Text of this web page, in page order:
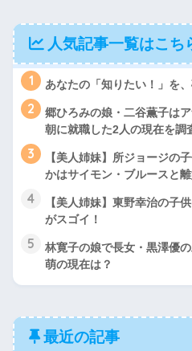
人気記事一覧はこち
1 あなたの「知りたい！」を、
2
郷ひろみの娘・二谷薫子は
朝に就職した2人の現在を調
3
【美人姉妹】所ジョージの
かはサイモン・ブルースと
4
【美人姉妹】東野幸治の子
がスゴイ！
5
林寛子の娘で長女・黒澤優
萌の現在は？
最近の記事